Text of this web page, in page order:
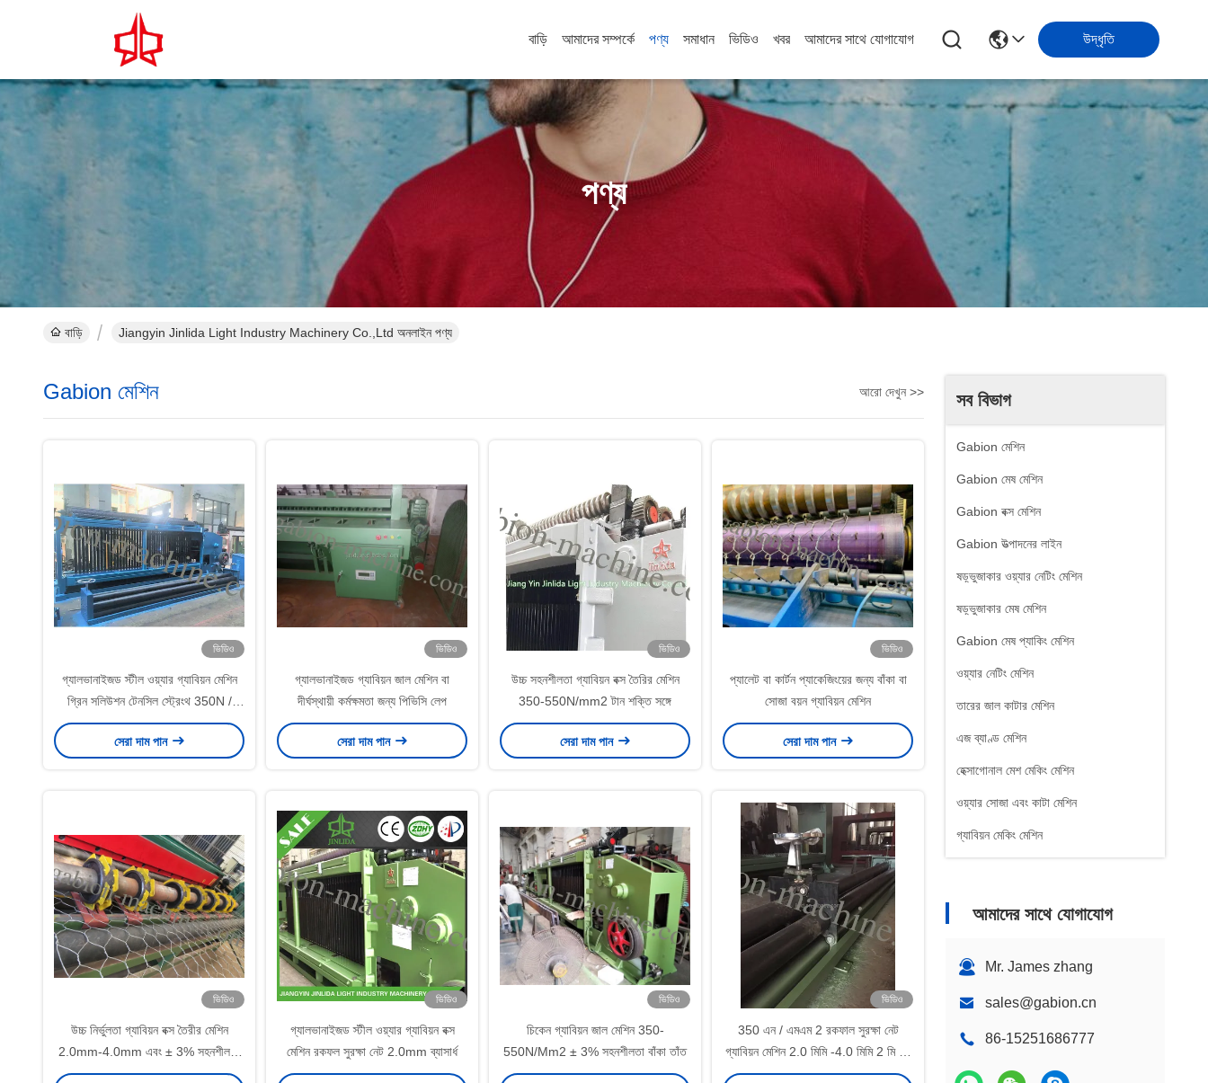
বাড়ি আমাদের সম্পর্কে পণ্য সমাধান ভিডিও খবর আমাদের সাথে যোগাযোগ উদ্ধৃতি
পণ্য
বাড়ি Jiangyin Jinlida Light Industry Machinery Co.,Ltd অনলাইন পণ্য
সব বিভাগ
Gabion মেশিন
Gabion মেষ মেশিন
Gabion বক্স মেশিন
Gabion উত্পাদনের লাইন
ষড়্ভুজাকার ওয়্যার নেটিং মেশিন
ষড়্ভুজাকার মেষ মেশিন
Gabion মেষ প্যাকিং মেশিন
ওয়্যার নেটিং মেশিন
তারের জাল কাটার মেশিন
এজ ব্যাণ্ড মেশিন
হেক্সাগোনাল মেশ মেকিং মেশিন
ওয়্যার সোজা এবং কাটা মেশিন
গ্যাবিয়ন মেকিং মেশিন
আমাদের সাথে যোগাযোগ
Mr. James zhang
sales@gabion.cn
86-15251686777
Gabion মেশিন আরো দেখুন >>
ভিডিও
গ্যালভানাইজড স্টীল ওয়্যার গ্যাবিয়ন মেশিন
গ্রিন সলিউশন টেনসিল স্ট্রেংথ 350N /
এমএম 2 সহ
সেরা দাম পান
ভিডিও
গ্যালভানাইজড গ্যাবিয়ন জাল মেশিন বা
দীর্ঘস্থায়ী কর্মক্ষমতা জন্য পিভিসি লেপ
সেরা দাম পান
ভিডিও
উচ্চ সহনশীলতা গ্যাবিয়ন বক্স তৈরির মেশিন
350-550N/mm2 টান শক্তি সঙ্গে
সেরা দাম পান
ভিডিও
প্যালেট বা কার্টন প্যাকেজিংয়ের জন্য বাঁকা বা
সোজা বয়ন গ্যাবিয়ন মেশিন
সেরা দাম পান
ভিডিও
উচ্চ নির্ভুলতা গ্যাবিয়ন বক্স তৈরীর মেশিন
2.0mm-4.0mm এবং ± 3% সহনশীলতা
সঙ্গে
ভিডিও
গ্যালভানাইজড স্টীল ওয়্যার গ্যাবিয়ন বক্স
মেশিন রকফল সুরক্ষা নেট 2.0mm ব্যাসার্ধ
ভিডিও
চিকেন গ্যাবিয়ন জাল মেশিন 350-
550N/Mm2 ± 3% সহনশীলতা বাঁকা তাঁত
ভিডিও
350 এন / এমএম 2 রকফাল সুরক্ষা নেট
গ্যাবিয়ন মেশিন 2.0 মিমি -4.0 মিমি 2 মি -6
মি লম্বা